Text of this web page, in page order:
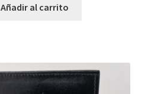
Añadir al carrito